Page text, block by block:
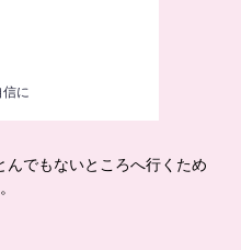
に
でもないところへ行くため